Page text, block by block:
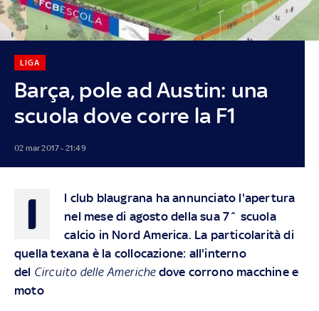
Barça, pole ad Austin: una
scuola dove corre la F1
LIGA
02 mar 2017 - 21:49
I
l club blaugrana ha annunciato l'apertura
nel mese di agosto della sua 7^ scuola
calcio in Nord America. La particolarità di
quella texana è la collocazione: all'interno
del Circuito delle Americhe dove corrono macchine e
moto